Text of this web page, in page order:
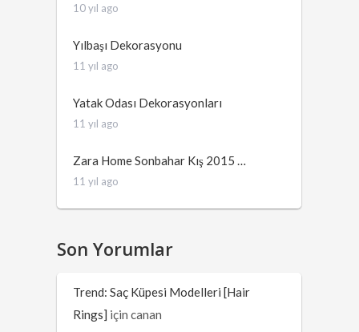
10 yıl ago
Yılbaşı Dekorasyonu
11 yıl ago
Yatak Odası Dekorasyonları
11 yıl ago
Zara Home Sonbahar Kış 2015 …
11 yıl ago
Son Yorumlar
Trend: Saç Küpesi Modelleri [Hair
Rings] içincanan